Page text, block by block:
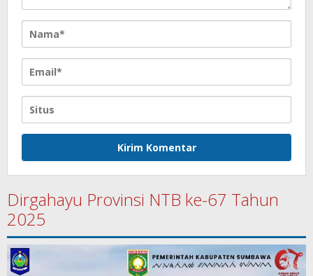
Dirgahayu Provinsi NTB ke-67 Tahun
2025